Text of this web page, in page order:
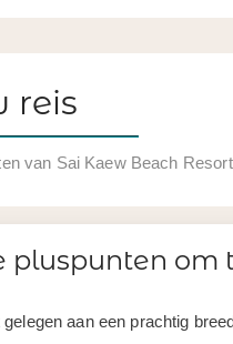
reis
van Sai Kaew Beach Resort
pluspunten om
gelegen aan een prachtig